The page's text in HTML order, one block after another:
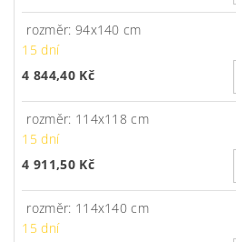
rozměr: 94x140 cm
15 dní
4 844,40 Kč
rozměr: 114x118 cm
15 dní
4 911,50 Kč
rozměr: 114x140 cm
15 dní